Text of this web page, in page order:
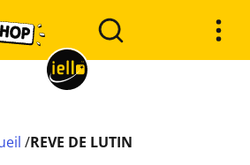
/REVE DE LUTIN